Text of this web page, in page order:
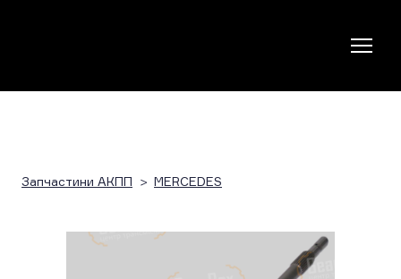
Запчастини АКПП MERCEDES